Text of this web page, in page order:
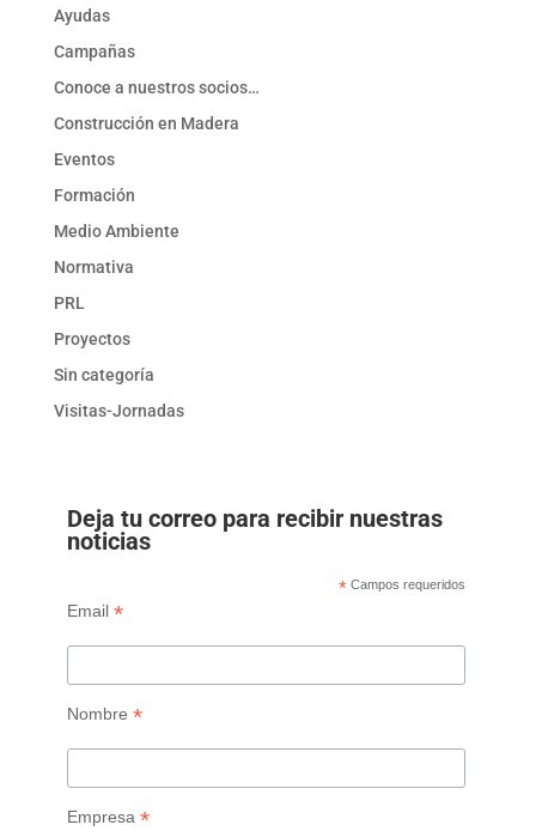
Ayudas
Campañas
Conoce a nuestros socios…
Construcción en Madera
Eventos
Formación
Medio Ambiente
Normativa
PRL
Proyectos
Sin categoría
Visitas-Jornadas
Deja tu correo para recibir nuestras
noticias
* Campos requeridos
Email *
Nombre *
Empresa *